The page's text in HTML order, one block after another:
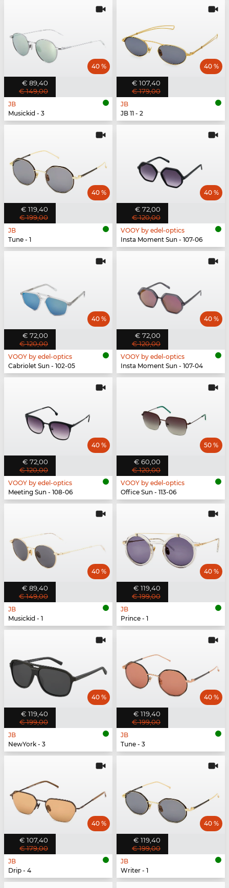
€ 89,40
€ 149,00
40 %
JB
Musickid - 3
€ 107,40
€ 179,00
40 %
JB
JB 11 - 2
€ 119,40
€ 199,00
40 %
JB
Tune - 1
€ 72,00
€ 120,00
40 %
VOOY by edel-optics
Insta Moment Sun - 107-06
€ 72,00
€ 120,00
40 %
VOOY by edel-optics
Cabriolet Sun - 102-05
€ 72,00
€ 120,00
40 %
VOOY by edel-optics
Insta Moment Sun - 107-04
€ 72,00
€ 120,00
40 %
VOOY by edel-optics
Meeting Sun - 108-06
€ 60,00
€ 120,00
50 %
VOOY by edel-optics
Office Sun - 113-06
€ 89,40
€ 149,00
40 %
JB
Musickid - 1
€ 119,40
€ 199,00
40 %
JB
Prince - 1
€ 119,40
€ 199,00
40 %
JB
NewYork - 3
€ 119,40
€ 199,00
40 %
JB
Tune - 3
€ 107,40
€ 179,00
40 %
JB
Drip - 4
€ 119,40
€ 199,00
40 %
JB
Writer - 1